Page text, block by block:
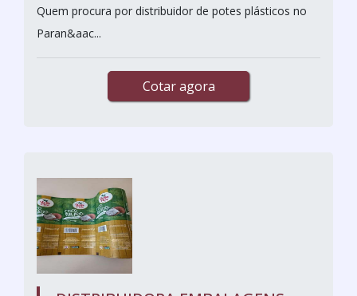
Quem procura por distribuidor de potes plásticos no
Paran&aac...
Cotar agora